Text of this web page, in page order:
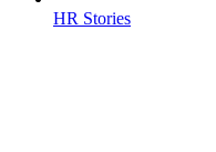
HR Stories